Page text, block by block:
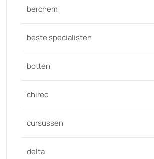
berchem
beste specialisten
botten
chirec
cursussen
delta